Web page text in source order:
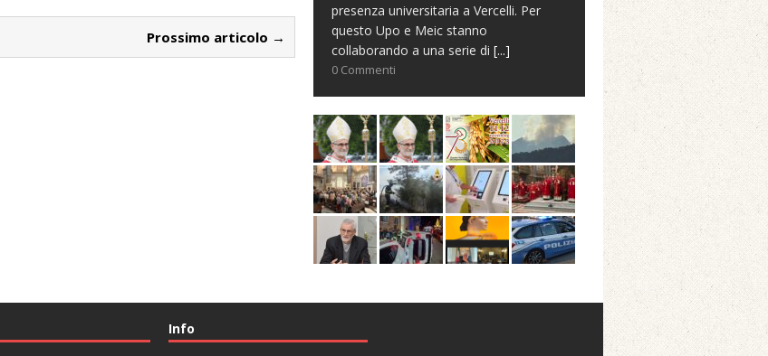
Prossimo articolo →
presenza universitaria a Vercelli. Per
questo Upo e Meic stanno
collaborando a una serie di [...]
0 Commenti
Info